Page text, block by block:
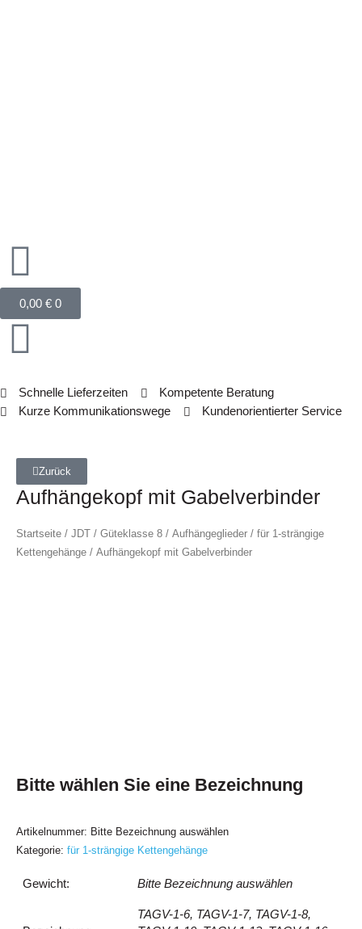
0,00 € 0
Warenkorb
Schnelle Lieferzeiten
Kompetente Beratung
Kurze Kommunikationswege
Kundenorientierter Service
Zurück
Aufhängekopf mit Gabelverbinder
Startseite / JDT / Güteklasse 8 / Aufhängeglieder / für 1-strängige
Kettengehänge / Aufhängekopf mit Gabelverbinder
Bitte wählen Sie eine Bezeichnung
Artikelnummer: Bitte Bezeichnung auswählen
Kategorie: für 1-strängige Kettengehänge
Gewicht: Bitte Bezeichnung auswählen
TAGV-1-6, TAGV-1-7, TAGV-1-8,